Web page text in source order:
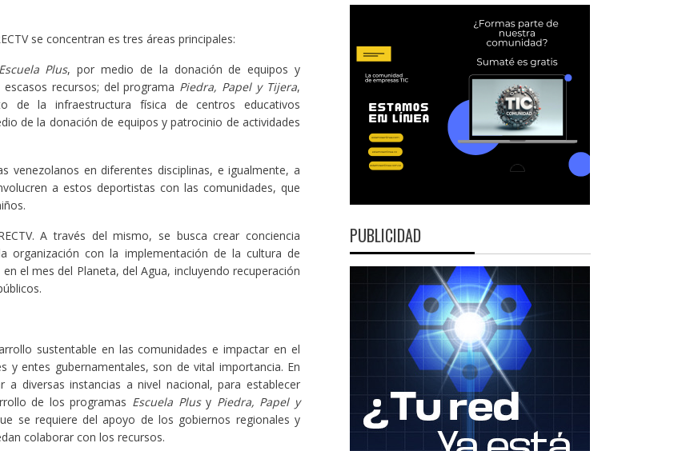
se concentran es tres áreas principales:
Escuela Plus, por medio de la donación de equipos y
recursos; del programa Piedra, Papel y Tijera,
de la infraestructura física de centros educativos
de la donación de equipos y patrocinio de actividades
venezolanos en diferentes disciplinas, e igualmente, a
a estos deportistas con las comunidades, que
A través del mismo, se busca crear conciencia
organización con la implementación de la cultura de
el mes del Planeta, del Agua, incluyendo recuperación
sustentable en las comunidades e impactar en el
y entes gubernamentales, son de vital importancia. En
a diversas instancias a nivel nacional, para establecer
de los programas Escuela Plusy Piedra, Papel y
se requiere del apoyo de los gobiernos regionales y
colaborar con los recursos.
PUBLICIDAD